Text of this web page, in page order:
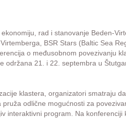
rad i stanovanje Beden-
BSR Stars (Baltic Sea
o međusobnom povezivanju
održana 21. i 22. septembra u
klastera, organizatori smatraju
odlične mogućnosti za
interaktivni program. Na konferenciji